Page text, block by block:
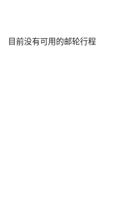
目前没有可用的邮轮行程